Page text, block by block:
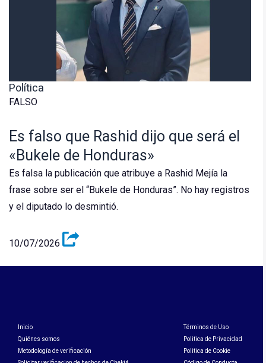
Política
FALSO
Es falso que Rashid dijo que será el
«Bukele de Honduras»
Es falsa la publicación que atribuye a Rashid Mejía la
frase sobre ser el “Bukele de Honduras”. No hay registros
y el diputado lo desmintió.
10/07/2026
Inicio
Quiénes somos
Metodología de verificación
Términos de Uso
Politica de Privacidad
Politica de Cookie